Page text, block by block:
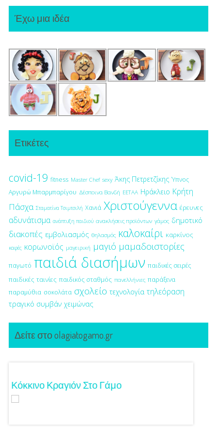
Έχω μια ιδέα
Ετικέτες
covid-19 fitness Master Chef sexy Άκης Πετρετζίκης Ύπνος
Αργυρώ Μπαρμπαρίγου Δέσποινα Βανδή ΕΕΤΑΑ Ηράκλειο Κρήτη
Πάσχα Σταματίνα Τσιμτσιλή Χανιά Χριστούγεννα έρευνες
αδυνάτισμα ανάπτυξη παιδιού ανακλήσεις προϊόντων γάμος δημοτικό
διακοπές εμβολιασμός θηλασμός καλοκαίρι καρκίνος
καφές κορωνοϊός μαγειρική μαγιό μαμαδοιστορίες
παγωτό παιδιά διασήμων παιδικές σειρές
παιδικές ταινίες παιδικός σταθμός πανελλήνιες παράξενα
παραμύθια σοκολάτα σχολείο τεχνολογία τηλεόραση
τραγικό συμβάν χειμώνας
Δείτε στο olagiatogamo.gr
Κόκκινο Κραγιόν Στο Γάμο